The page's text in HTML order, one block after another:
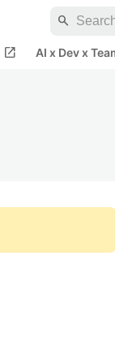
search
open_in_new AI x Dev x